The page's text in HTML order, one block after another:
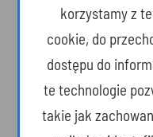
korzystamy z
cookie, do
dostępu do
te technologie
takie jak